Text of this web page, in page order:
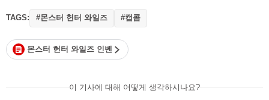
TAGS: #몬스터 헌터 와일즈 #캡콤
몬스터 헌터 와일즈 인벤
이 기사에 대해 어떻게 생각하시나요?